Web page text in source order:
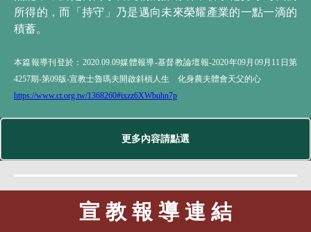
所得的，而「持守」乃是邁向未來榮耀產業的一點一滴的
積蓄。
本篇報導刊登於：2020.09.09媒體報導-基督教論壇報-2020年09月09月11日第
4257期-第09版-宣教士魯瑪夫開啟斜槓人生 化身農夫體會天父的心
https://www.ct.org.tw/1368260#ixzz6XWbuhn7p
更多內容請點選
宣 教 報 導 連 結